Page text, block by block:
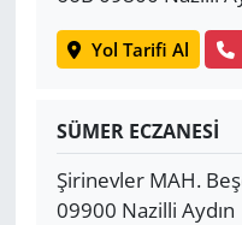
Yol Tarifi Al
SÜMER ECZANESİ
Şirinevler MAH.
09900 Nazilli Aydın